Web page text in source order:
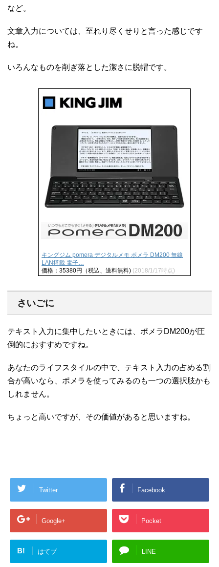
など。
文章入力については、至れり尽くせりと言った感じです
ね。
いろんなものを削ぎ落とした潔さに脱帽です。
キングジム pomera デジタルメモ ポメラ DM200 無線
LAN搭載 電子…
価格：35380円（税込、送料無料) (2018/1/17時点)
さいごに
テキスト入力に集中したいときには、ポメラDM200が圧
倒的におすすめですね。
あなたのライフスタイルの中で、テキスト入力の占める割
合が高いなら、ポメラを使ってみるのも一つの選択肢かも
しれません。
ちょっと高いですが、その価値があると思いますね。
Twitter Facebook
Google+ Pocket
B! はてブ LINE